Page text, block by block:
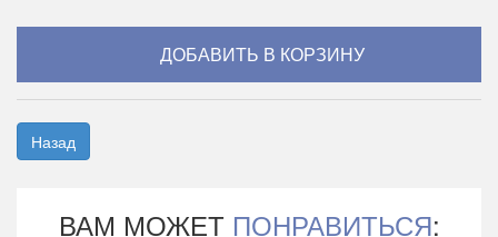
Назад
ВАМ МОЖЕТ ПОНРАВИТЬСЯ: